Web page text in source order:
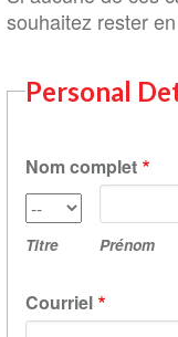
souhaitez rester
Personal
Nom complet
Titre
Titre Prénom
Courriel